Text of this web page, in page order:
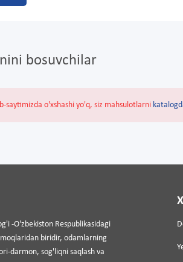
bosuvchilar
saytimizda o'xshashi yo'q, siz mahsulotlarni
-O'zbekiston Respublikasidagi
biridir, odamlarning
darmon, sog'liqni saqlash va